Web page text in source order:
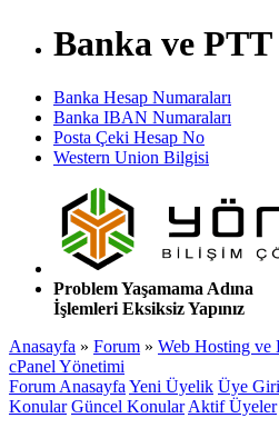
Banka ve PTT
Banka Hesap Numaraları
Banka IBAN Numaraları
Posta Çeki Hesap No
Western Union Bilgisi
Problem Yaşamama Adına
İşlemleri Eksiksiz Yapınız
Anasayfa » Forum » Web Hosting ve
cPanel Yönetimi
Forum Anasayfa Yeni Üyelik Üye
Konular Güncel Konular Aktif Üyeler